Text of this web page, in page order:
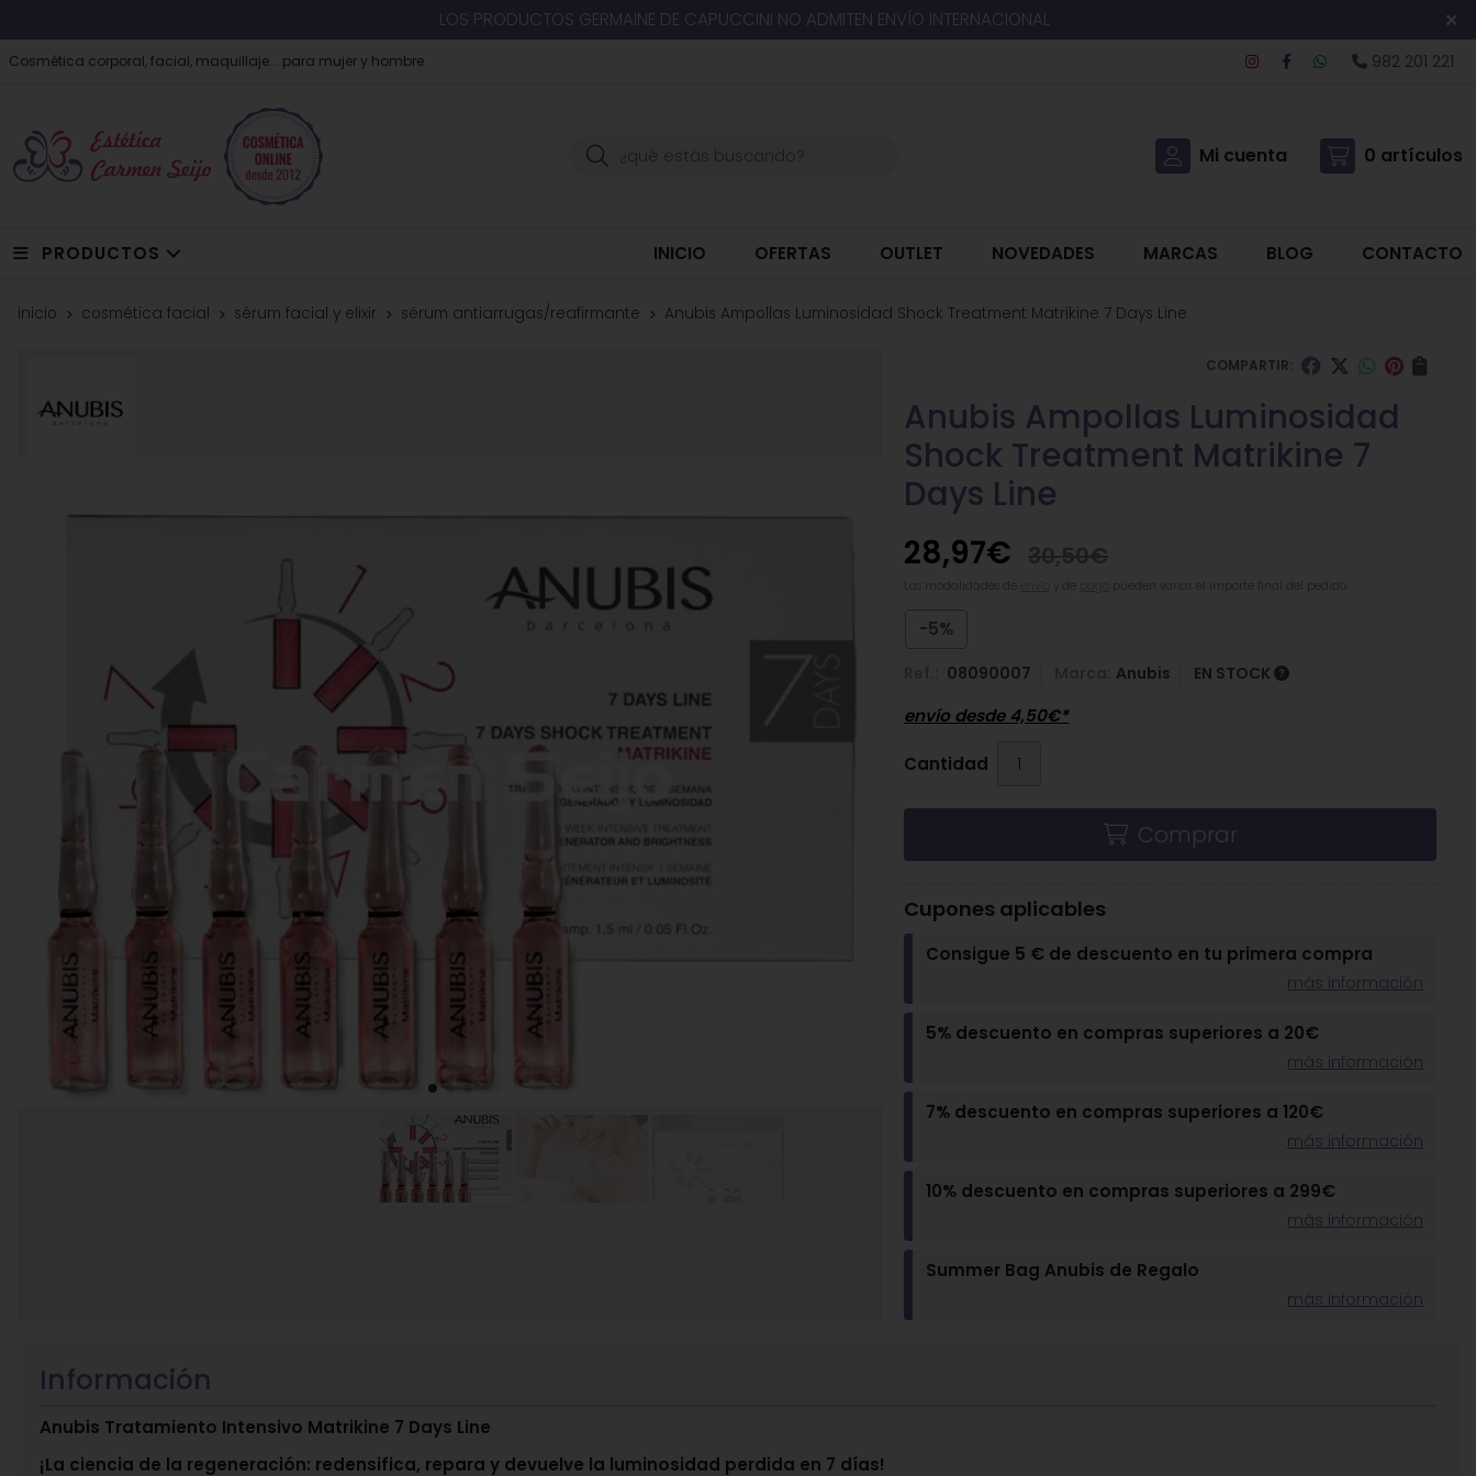
LOS PRODUCTOS GERMAINE DE CAPUCCINI NO ADMITEN ENVÍO INTERNACIONAL
Cosmética corporal, facial, maquillaje... para mujer y hombre 982 201 221
Buscar Mi cuenta 0 artículos
PRODUCTOS INICIO OFERTAS OUTLET NOVEDADES MARCAS BLOG CONTACTO
inicio cosmética facial sérum facial y elixir sérum antiarrugas/reafirmante Anubis Ampollas Luminosidad Shock Treatment Matrikine 7 Days Line
COMPARTIR:
Anubis Ampollas Luminosidad
Shock Treatment Matrikine 7
Days Line
28,97€
pueden variar el importe final del pedido.
-5%
08090007 Anubis EN STOCK
envío desde4,50€*
Cantidad
Comprar
Cupones aplicables
Consigue 5 € de descuento en tu primera compra
más información
5% descuento en compras superiores a 20€
más información
7% descuento en compras superiores a 120€
más información
10% descuento en compras superiores a 299€
más información
Summer Bag Anubis de Regalo
más información
Información
Anubis Tratamiento Intensivo Matrikine 7 Days Line
¡La ciencia de la regeneración: redensifica, repara y devuelve la luminosidad perdida en 7 días!